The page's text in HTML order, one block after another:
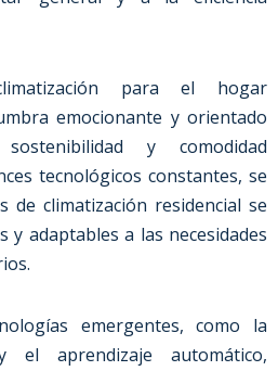
para el hogar
emocionante y orientado
y comodidad
tecnológicos constantes, se
de climatización residencial se
y adaptables a las necesidades
emergentes, como la
el aprendizaje automático,